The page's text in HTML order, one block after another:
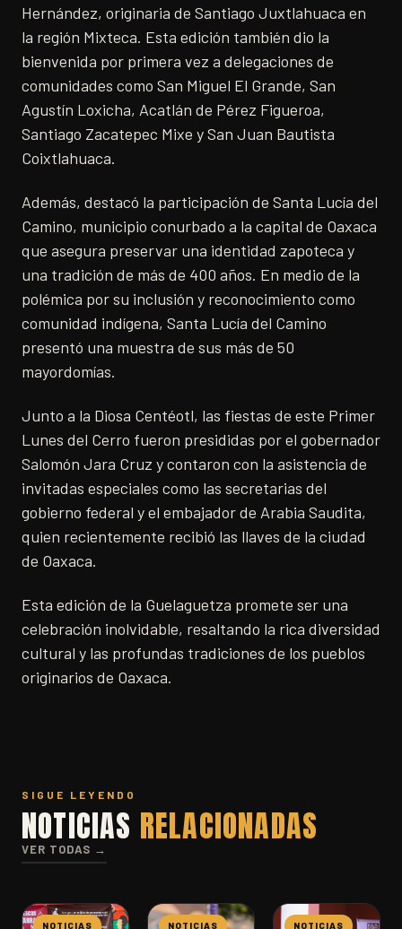
Hernández, originaria de Santiago Juxtlahuaca en
la región Mixteca. Esta edición también dio la
bienvenida por primera vez a delegaciones de
comunidades como San Miguel El Grande, San
Agustín Loxicha, Acatlán de Pérez Figueroa,
Santiago Zacatepec Mixe y San Juan Bautista
Coixtlahuaca.
Además, destacó la participación de Santa Lucía del
Camino, municipio conurbado a la capital de Oaxaca
que asegura preservar una identidad zapoteca y
una tradición de más de 400 años. En medio de la
polémica por su inclusión y reconocimiento como
comunidad indígena, Santa Lucía del Camino
presentó una muestra de sus más de 50
mayordomías.
Junto a la Diosa Centéotl, las fiestas de este Primer
Lunes del Cerro fueron presididas por el gobernador
Salomón Jara Cruz y contaron con la asistencia de
invitadas especiales como las secretarias del
gobierno federal y el embajador de Arabia Saudita,
quien recientemente recibió las llaves de la ciudad
de Oaxaca.
Esta edición de la Guelaguetza promete ser una
celebración inolvidable, resaltando la rica diversidad
cultural y las profundas tradiciones de los pueblos
originarios de Oaxaca.
SIGUE LEYENDO
NOTICIAS RELACIONADAS
VER TODAS →
NOTICIAS NOTICIAS NOTICIAS